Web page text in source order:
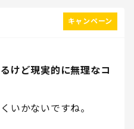
けど現実的に無理なコ
キャンペーン
いかないですね。